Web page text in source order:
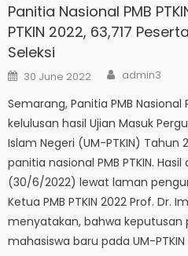
Panitia Nasional PMB
PTKIN 2022, 63,717
Seleksi
Posted
on
30 June 2022 Author
admin3
Semarang, Panitia PMB Nasional
kelulusan hasil Ujian Masuk
Islam Negeri (UM-PTKIN)
panitia nasional PMB PTKIN.
(30/6/2022) lewat laman
Ketua PMB PTKIN 2022 Prof. Dr.
menyatakan, bahwa keputusan
mahasiswa baru pada UM-